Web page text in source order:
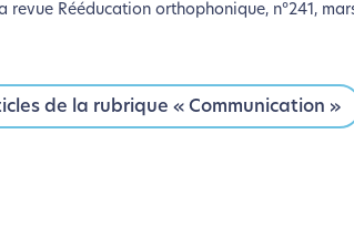
revue Rééducation orthophonique, n°241,
de la rubrique « Communication »